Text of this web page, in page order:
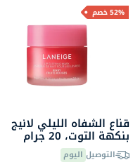
52% خصم
قناع الشفاه الليلي لانيج
بنكهة التوت، 20 جرام
التوصيل اليوم